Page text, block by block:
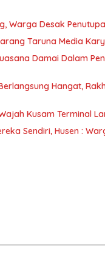
Warga Desak
Taruna Media
Damai Dalam
Hangat,
Kusam Terminal
Sendiri, Husen :